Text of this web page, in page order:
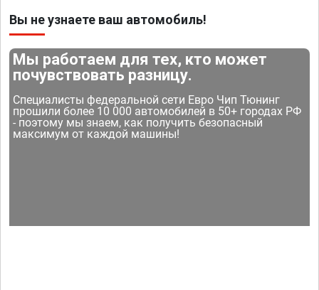
Вы не узнаете ваш автомобиль!
Мы работаем для тех, кто может
почувствовать разницу.
Специалисты федеральной сети Евро Чип Тюнинг
прошили более 10 000 автомобилей в 50+ городах РФ
- поэтому мы знаем, как получить безопасный
максимум от каждой машины!